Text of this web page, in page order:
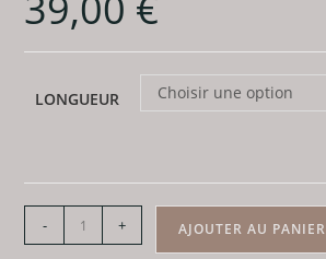
LONGUEUR Choisir une option
quantité
de
- + AJOUTER AU PANIER